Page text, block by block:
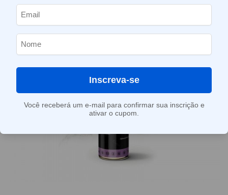
Inscreva-se
Você receberá um e-mail para confirmar sua inscrição e
ativar o cupom.